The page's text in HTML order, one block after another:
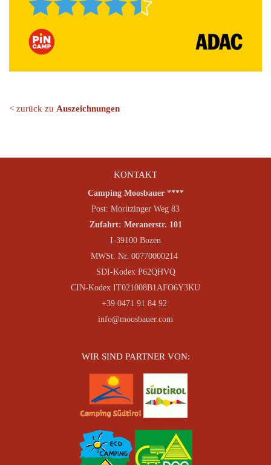
< zurück zu Auszeichnungen
KONTAKT
Camping Moosbauer ****
Post: Moritzinger Weg 83
Zufahrt: Meranerstr. 101
I-39100 Bozen
MWSt. Nr. 00770000214
SDI-Kodex P62QHVQ
CIN-Kodex IT021008B1AFO6Y3KU
+39 0471 91 84 92
info@moosbauer.com
WIR SIND PARTNER VON: